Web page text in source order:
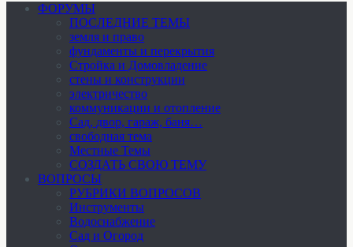
ФОРУМЫ
ПОСЛЕДНИЕ ТЕМЫ
земля и право
фундаменты и перекрытия
Стройка и Домовладение
стены и конструкции
электричество
коммуникации и отопление
Cад, двор, гараж, баня…
свободная тема
Местные Темы
СОЗДАТЬ СВОЮ ТЕМУ
ВОПРОСЫ
РУБРИКИ ВОПРОСОВ
Инструменты
Водоснабжение
Сад и Огород